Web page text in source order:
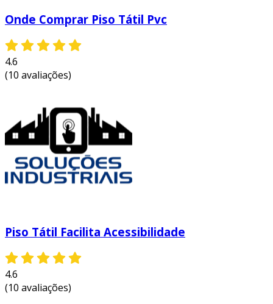
Onde Comprar Piso Tátil Pvc
4.6
(10 avaliações)
Piso Tátil Facilita Acessibilidade
4.6
(10 avaliações)